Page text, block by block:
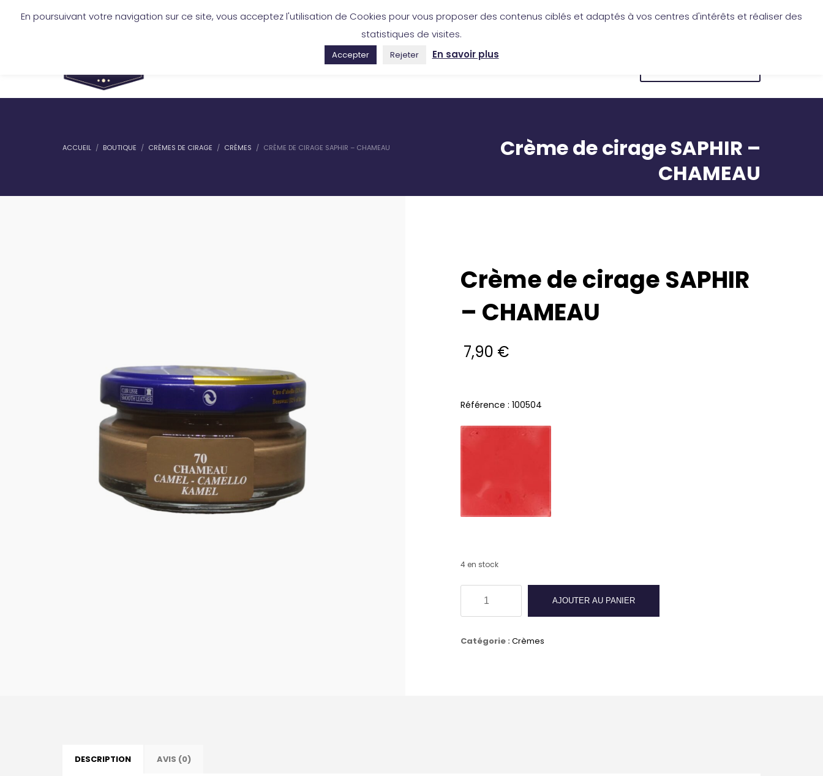
mickael.jofre@lescireurs.fr -+33 6 46 50 53 88 Boutique en ligne Application Les Cireurs Mon compte CONNEXION
COLLECTION RÉALISATIONS
ACCUEIL BOUTIQUE CRÈMES DE CIRAGE CRÈMES CRÈME DE CIRAGE SAPHIR – CHAMEAU
Crème de cirage SAPHIR –
CHAMEAU
Crème de cirage SAPHIR
– CHAMEAU
7,90 €
Référence : 100504
4 en stock
de
AJOUTER AU PANIER
Catégorie : Crèmes
DESCRIPTION AVIS (0)
En poursuivant votre navigation sur ce site, vous acceptez l'utilisation de Cookies pour vous proposer des contenus ciblés et adaptés à vos centres d'intérêts et réaliser des
statistiques de visites.
Accepter Rejeter En savoir plus